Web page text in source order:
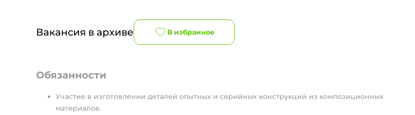
Вакансия в архиве В избранное
Обязанности
Участие в изготовлении деталей опытных и серийных конструкций из композиционных
материалов.